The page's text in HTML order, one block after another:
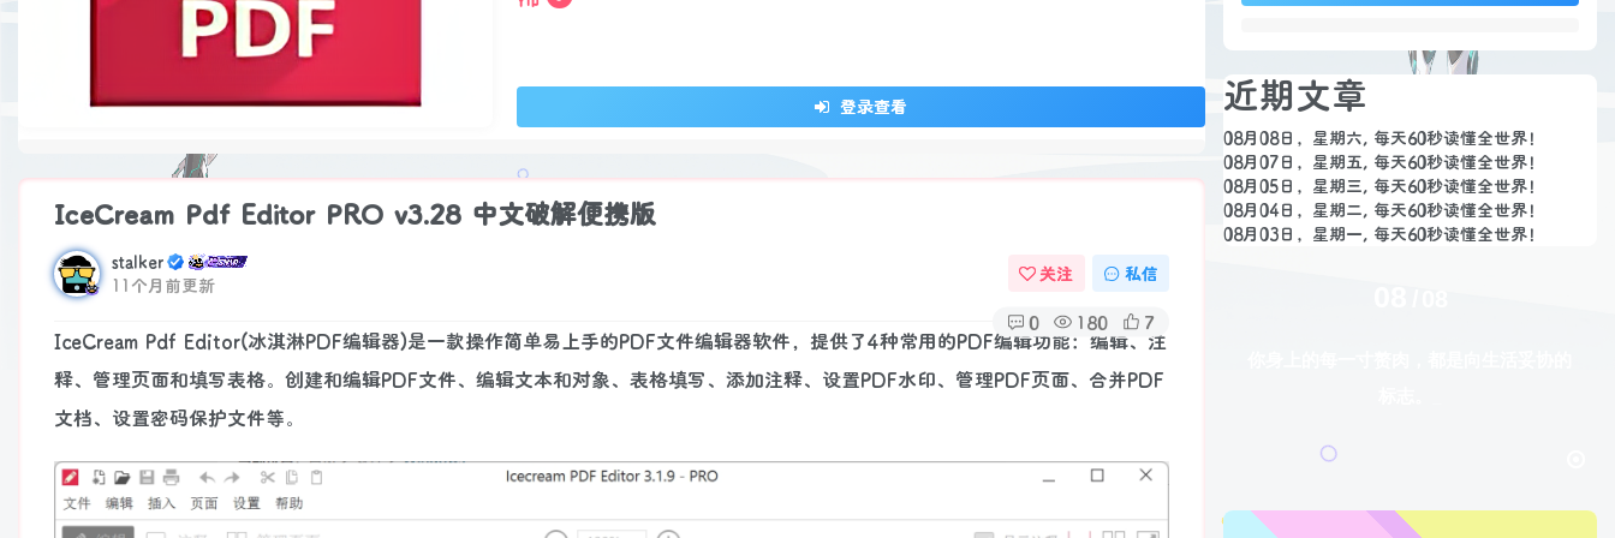
登录查看
IceCream Pdf Editor PRO v3.28 中文破解便携版
stalker
11个月前更新
关注 私信
0 180 7
IceCream Pdf Editor(冰淇淋PDF编辑器)是一款操作简单易上手的PDF文件编辑器软件，提供了4种常用的PDF编辑功能：编辑、注
释、管理页面和填写表格。创建和编辑PDF文件、编辑文本和对象、表格填写、添加注释、设置PDF水印、管理PDF页面、合并PDF
文档、设置密码保护文件等。
近期文章
08月08日，星期六, 每天60秒读懂全世界！
08月07日，星期五, 每天60秒读懂全世界！
08月05日，星期三, 每天60秒读懂全世界！
08月04日，星期二, 每天60秒读懂全世界！
08月03日，星期一, 每天60秒读懂全世界！